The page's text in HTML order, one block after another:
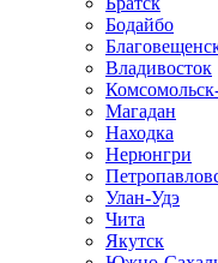
Бодайбо
Владивосток
Магадан
Находка
Нерюнгри
Улан-Удэ
Чита
Якутск